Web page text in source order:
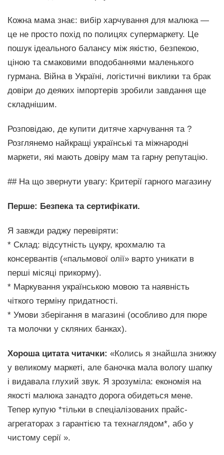
Кожна мама знає: вибір харчування для малюка —
це не просто похід по полицях супермаркету. Це
пошук ідеального балансу між якістю, безпекою,
ціною та смаковими вподобаннями маленького
гурмана. Війна в Україні, логістичні виклики та брак
довіри до деяких імпортерів зробили завдання ще
складнішим.
Розповідаю, де купити дитяче харчування та ?
Розглянемо найкращі українські та міжнародні
маркети, які мають довіру мам та гарну репутацію.
## На що звернути увагу: Критерії гарного магазину
Перше: Безпека та сертифікати.
Я завжди раджу перевіряти:
* Склад: відсутність цукру, крохмалю та
консервантів («пальмової олії» варто уникати в
перші місяці прикорму).
* Маркування українською мовою та наявність
чіткого терміну придатності.
* Умови зберігання в магазині (особливо для пюре
та молочки у скляних банках).
Хороша цитата читачки: «Колись я знайшла знижку
у великому маркеті, але баночка мала вологу шапку
і видавала глухий звук. Я зрозуміла: економія на
якості малюка занадто дорога обидеться мене.
Тепер купую *тільки в спеціалізованих прайс-
агрегаторах з гарантією та технаглядом*, або у
чистому серії ».